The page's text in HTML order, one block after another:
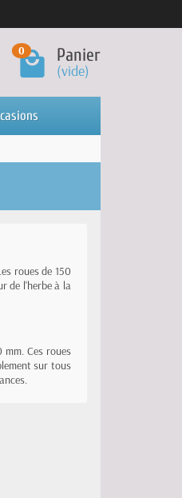
0 Panier
(vide)
roues de 150
de l'herbe à la
Ces roues
sur tous